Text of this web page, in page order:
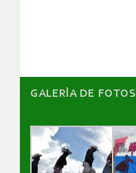
GALERÌA DE FOTOS